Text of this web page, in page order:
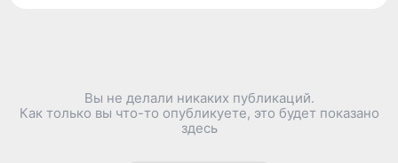
Вы не делали никаких публикаций.
Как только вы что-то опубликуете, это будет показано
здесь